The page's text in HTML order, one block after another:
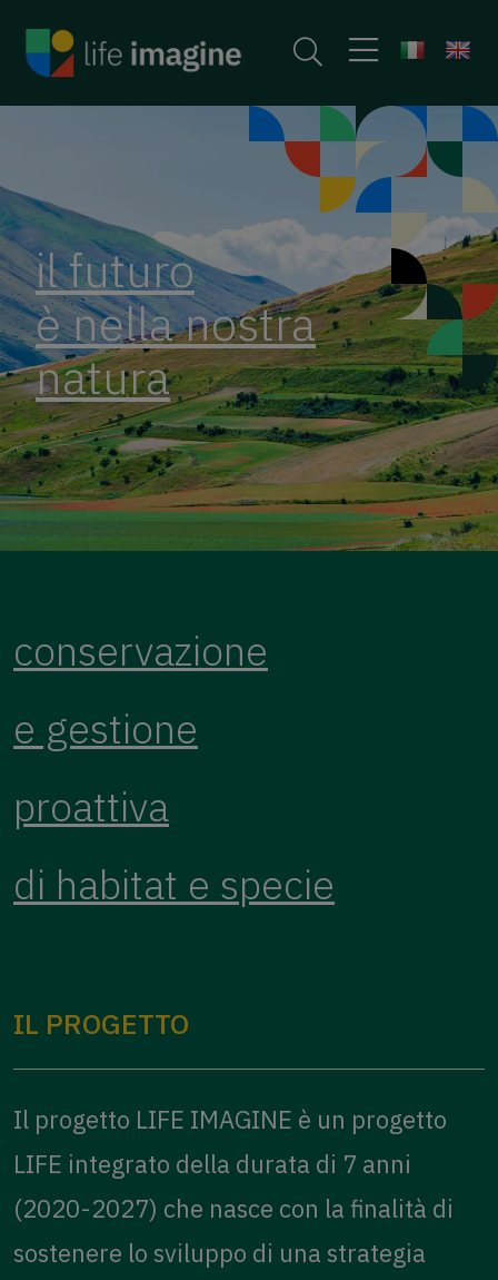
il futuro
è nella nostra
natura
conservazione
e gestione
proattiva
di habitat e specie
IL PROGETTO
Il progetto LIFE IMAGINE è un progetto
LIFE integrato della durata di 7 anni
(2020-2027) che nasce con la finalità di
sostenere lo sviluppo di una strategia